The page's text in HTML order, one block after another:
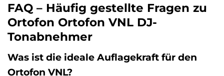
FAQ – Häufig gestellte Fragen zu
Ortofon Ortofon VNL DJ-
Tonabnehmer
Was ist die ideale Auflagekraft für den
Ortofon VNL?